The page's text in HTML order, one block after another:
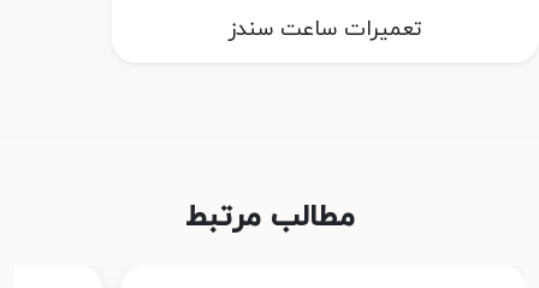
تعمیرات ساعت سندز
مطالب مرتبط